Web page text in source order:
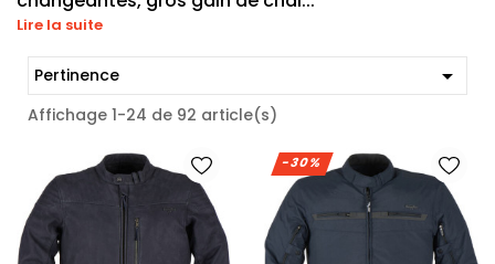
Lire la suite
Pertinence 
Affichage 1-24 de 92 article(s)
-30%